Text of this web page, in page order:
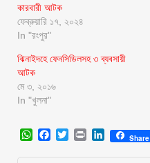
কারবারী আটক
ফেব্রুয়ারি ১৭, ২০২৪
In "রংপুর"
ঝিনাইদহে ফেনসিডিলসহ ৩ ব্যবসায়ী
আটক
মে ৩, ২০১৬
In "খুলনা"
WhatsApp
Facebook
Twitter
Print LinkedIn
Share